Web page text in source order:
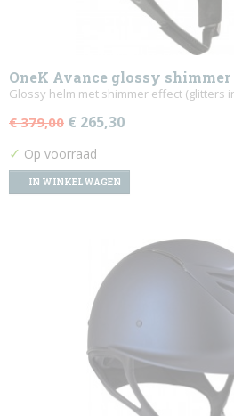
OneK Avance glossy
Glossy helm met shimmer effect (glitters
€ 379,00 € 265,30
✓ Op voorraad
IN WINKELWAGEN